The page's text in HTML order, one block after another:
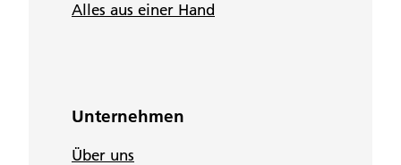
Alles aus einer Hand
Unternehmen
Über uns